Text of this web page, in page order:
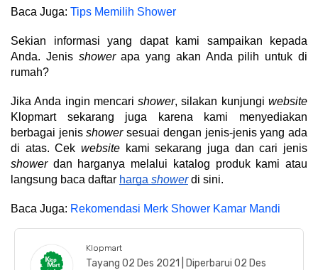
Baca Juga: Tips Memilih Shower
Sekian informasi yang dapat kami sampaikan kepada
Anda. Jenis shower apa yang akan Anda pilih untuk di
rumah?
Jika Anda ingin mencari shower, silakan kunjungi website
Klopmart sekarang juga karena kami menyediakan
berbagai jenis shower sesuai dengan jenis-jenis yang ada
di atas. Cek website
shower dan harganya melalui katalog produk kami atau
langsung baca daftar harga shower di sini.
Baca Juga: Rekomendasi Merk Shower Kamar Mandi
Klopmart
Tayang 02 Des 2021 | Diperbarui 02 Des